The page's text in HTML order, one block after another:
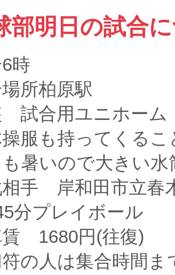
部明日の試合
時
所柏原駅
試合用ユニホーム
服も持ってくるこ
暑いので大きい
手 岸和田市立春
分プレイボール
賃 1680円(往復)
の人は集合時間ま